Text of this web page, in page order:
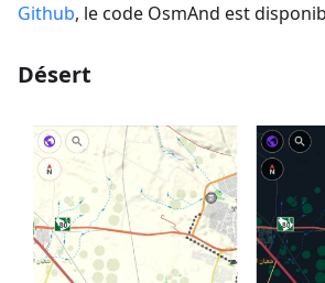
Github, le code OsmAnd est
Désert